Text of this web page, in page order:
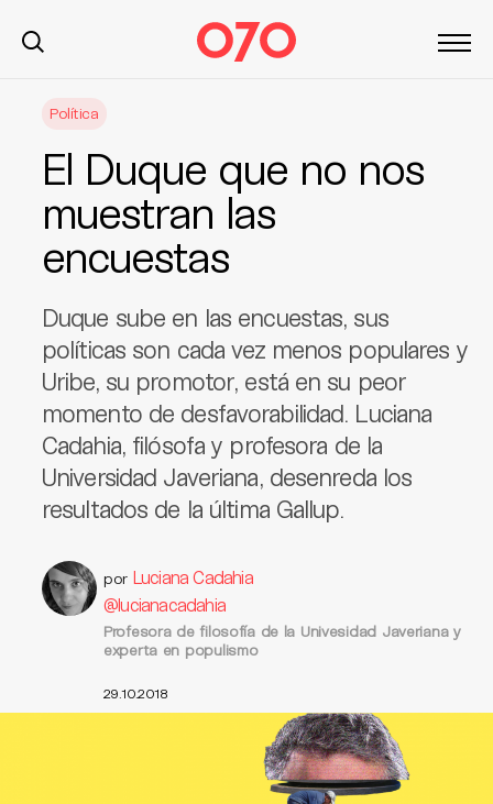
Política
El Duque que no nos
muestran las
encuestas
Duque sube en las encuestas, sus
políticas son cada vez menos populares y
Uribe, su promotor, está en su peor
momento de desfavorabilidad. Luciana
Cadahia, filósofa y profesora de la
Universidad Javeriana, desenreda los
resultados de la última Gallup.
por Luciana Cadahia
@lucianacadahia
Profesora de filosofía de la Univesidad Javeriana y
experta en populismo
29.10.2018